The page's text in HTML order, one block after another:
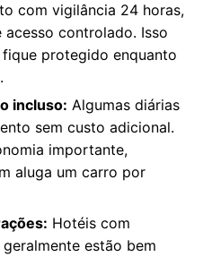
com vigilância 24 horas,
acesso controlado. Isso
protegido enquanto
incluso: Algumas diárias
sem custo adicional.
importante,
aluga um carro por
Hotéis com
estão bem